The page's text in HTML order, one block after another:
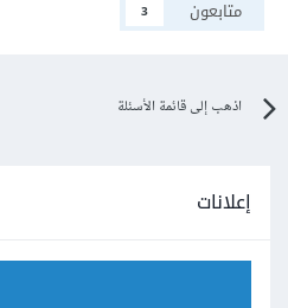
متابعون
3
اذهب إلى قائمة الأسئلة
إعلانات